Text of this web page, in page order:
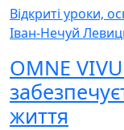
Відкриті уроки,
Іван-Нечуй
OMNE
життя